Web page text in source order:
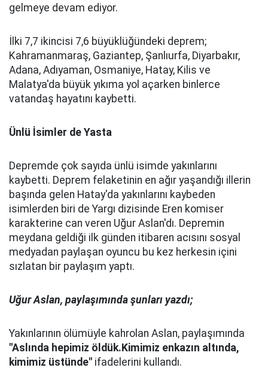
gelmeye devam ediyor.
İlki 7,7 ikincisi 7,6 büyüklüğündeki deprem;
Kahramanmaraş, Gaziantep, Şanlıurfa, Diyarbakır,
Adana, Adıyaman, Osmaniye, Hatay, Kilis ve
Malatya'da büyük yıkıma yol açarken binlerce
vatandaş hayatını kaybetti.
Ünlü İsimler de Yasta
Depremde çok sayıda ünlü isimde yakınlarını
kaybetti. Deprem felaketinin en ağır yaşandığı illerin
başında gelen Hatay'da yakınlarını kaybeden
isimlerden biri de Yargı dizisinde Eren komiser
karakterine can veren Uğur Aslan'dı. Depremin
meydana geldiği ilk günden itibaren acısını sosyal
medyadan paylaşan oyuncu bu kez herkesin içini
sızlatan bir paylaşım yaptı.
Uğur Aslan, paylaşımında şunları yazdı;
Yakınlarının ölümüyle kahrolan Aslan, paylaşımında
"Aslında hepimiz öldük.Kimimiz enkazın altında,
kimimiz üstünde" ifadelerini kullandı.